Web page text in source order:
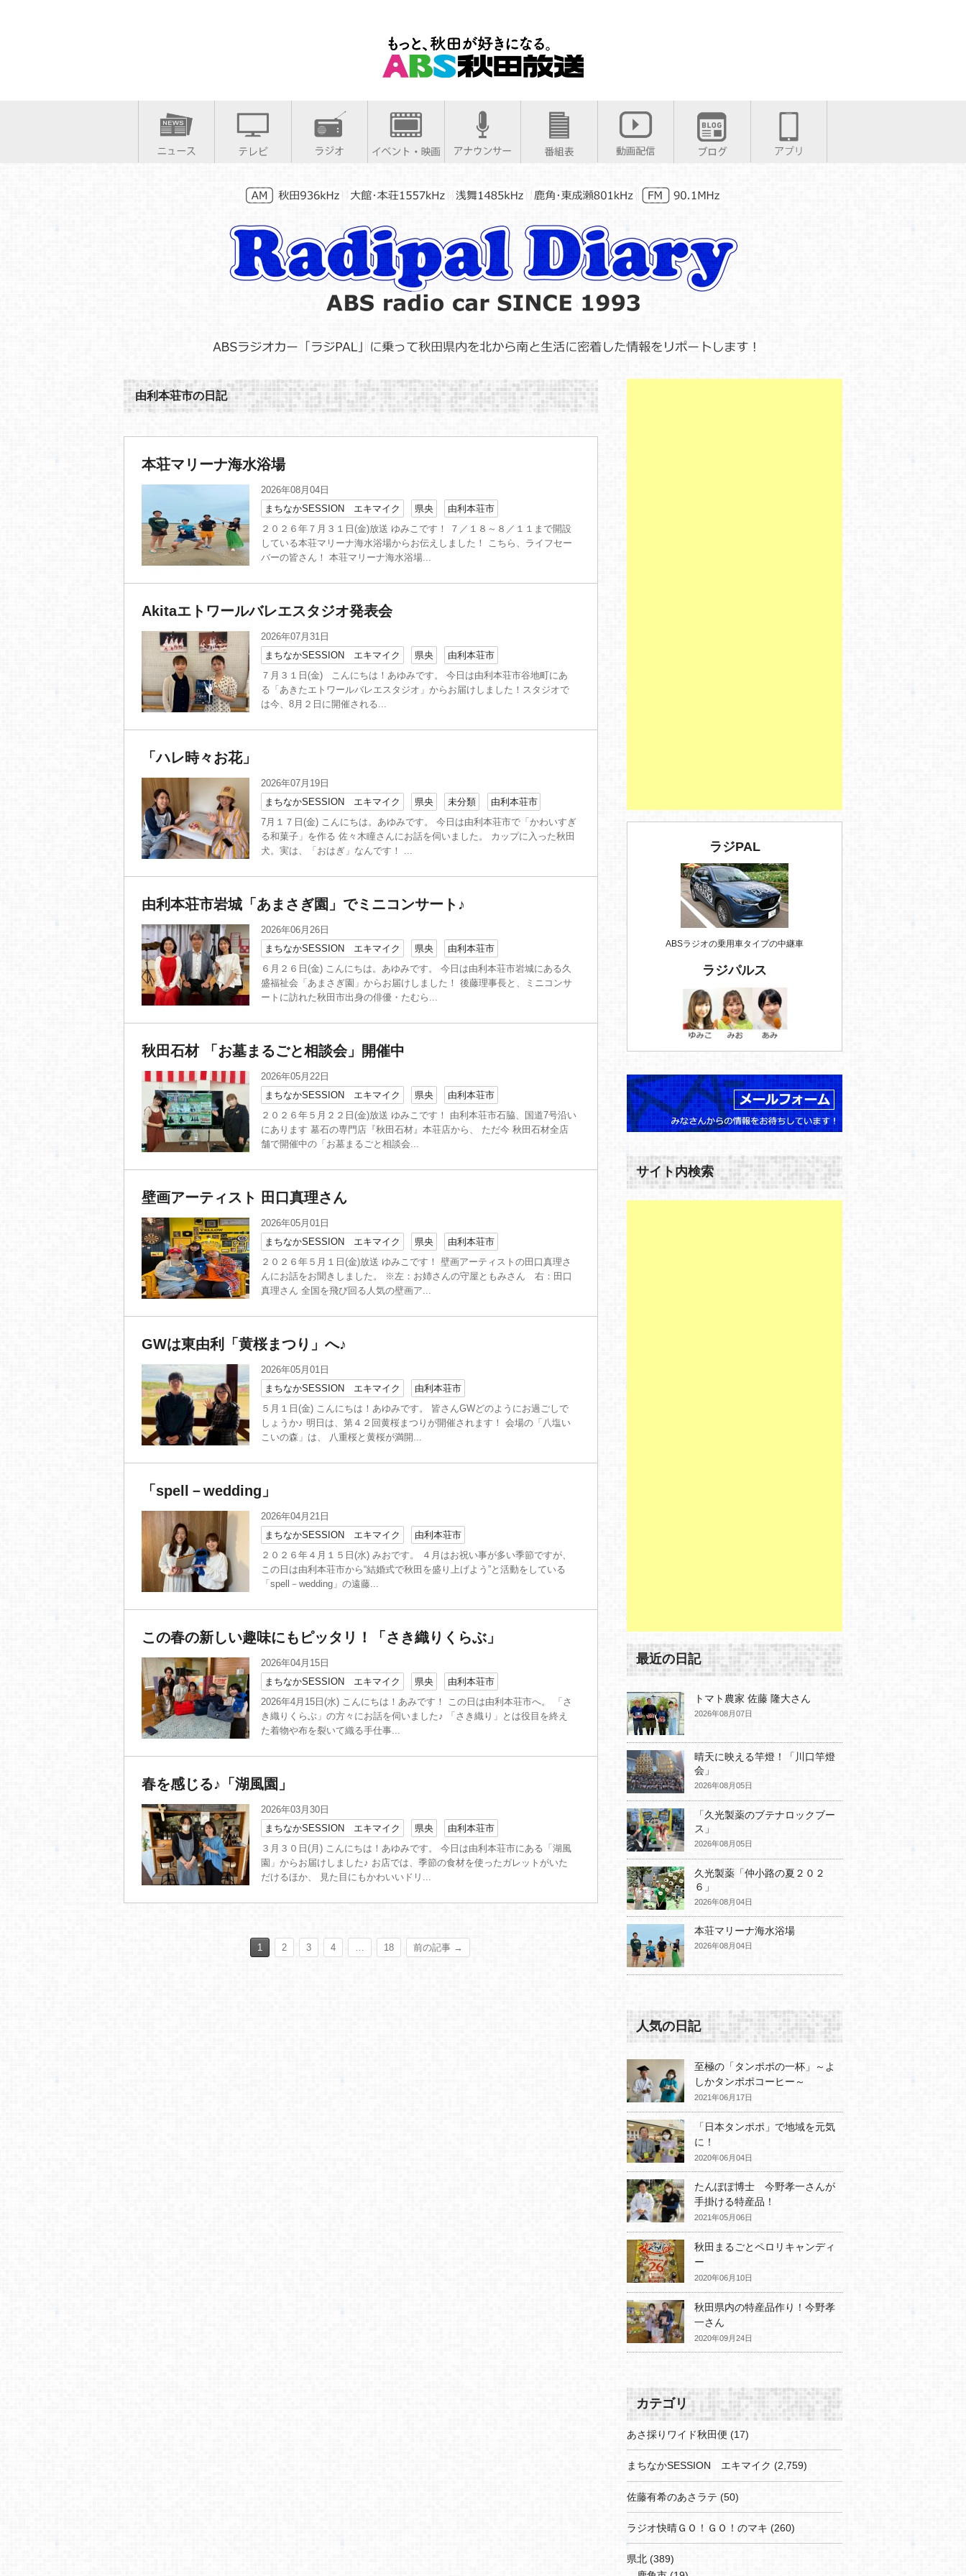
由利本荘市の日記
本荘マリーナ海水浴場
2026年08月04日
まちなかSESSION エキマイク
県央
由利本荘市
２０２６年７月３１日(金)放送 ゆみこです！ ７／１８～８／１１まで開設
している本荘マリーナ海水浴場からお伝えしました！ こちら、ライフセー
バーの皆さん！ 本荘マリーナ海水浴場...
Akitaエトワールバレエスタジオ発表会
2026年07月31日
まちなかSESSION エキマイク
県央
由利本荘市
７月３１日(金) こんにちは！あゆみです。 今日は由利本荘市谷地町にあ
る「あきたエトワールバレエスタジオ」からお届けしました！スタジオで
は今、8月２日に開催される...
「ハレ時々お花」
2026年07月19日
まちなかSESSION エキマイク
県央 未分類
由利本荘市
7月１７日(金) こんにちは。あゆみです。 今日は由利本荘市で「かわいすぎ
る和菓子」を作る 佐々木瞳さんにお話を伺いました。 カップに入った秋田
犬。実は、「おはぎ」なんです！ ...
由利本荘市岩城「あまさぎ園」でミニコンサート♪
2026年06月26日
まちなかSESSION エキマイク
県央
由利本荘市
６月２６日(金) こんにちは。あゆみです。 今日は由利本荘市岩城にある久
盛福祉会「あまさぎ園」からお届けしました！ 後藤理事長と、ミニコンサ
ートに訪れた秋田市出身の俳優・たむら...
秋田石材 「お墓まるごと相談会」開催中
2026年05月22日
まちなかSESSION エキマイク
県央
由利本荘市
２０２６年５月２２日(金)放送 ゆみこです！ 由利本荘市石脇、国道7号沿い
にあります 墓石の専門店『秋田石材』本荘店から、 ただ今 秋田石材全店
舗で開催中の「お墓まるごと相談会...
壁画アーティスト 田口真理さん
2026年05月01日
まちなかSESSION エキマイク
県央
由利本荘市
２０２６年５月１日(金)放送 ゆみこです！ 壁画アーティストの田口真理さ
んにお話をお聞きしました。 ※左：お姉さんの守屋ともみさん 右：田口
真理さん 全国を飛び回る人気の壁画ア...
GWは東由利「黄桜まつり」へ♪
2026年05月01日
まちなかSESSION エキマイク
由利本荘市
５月１日(金) こんにちは！あゆみです。 皆さんGWどのようにお過ごしで
しょうか♪ 明日は、第４２回黄桜まつりが開催されます！ 会場の「八塩い
こいの森」は、 八重桜と黄桜が満開...
「spell－wedding」
2026年04月21日
まちなかSESSION エキマイク
由利本荘市
２０２６年４月１５日(水) みおです。 ４月はお祝い事が多い季節ですが、
この日は由利本荘市から“結婚式で秋田を盛り上げよう”と活動をしている
「spell－wedding」の遠藤...
この春の新しい趣味にもピッタリ！「さき織りくらぶ」
2026年04月15日
まちなかSESSION エキマイク
県央
由利本荘市
2026年4月15日(水) こんにちは！あみです！ この日は由利本荘市へ。 「さ
き織りくらぶ」の方々にお話を伺いました♪ 「さき織り」とは役目を終え
た着物や布を裂いて織る手仕事...
春を感じる♪「湖風園」
2026年03月30日
まちなかSESSION エキマイク
県央
由利本荘市
３月３０日(月) こんにちは！あゆみです。 今日は由利本荘市にある「湖風
園」からお届けしました♪ お店では、季節の食材を使ったガレットがいた
だけるほか、 見た目にもかわいいドリ...
1 2 3 4 18 前の記事 →
ラジPAL
ABSラジオの乗用車タイプの中継車
ラジパルス
サイト内検索
最近の日記
トマト農家 佐藤 隆大さん
2026年08月07日
晴天に映える竿燈！「川口竿燈
会」
2026年08月05日
「久光製薬のブテナロックブー
ス」
2026年08月05日
久光製薬「仲小路の夏２０２
６」
2026年08月04日
本荘マリーナ海水浴場
2026年08月04日
人気の日記
至極の「タンポポの一杯」～よ
しかタンポポコーヒー～
2021年06月17日
「日本タンポポ」で地域を元気
に！
2020年06月04日
たんぽぽ博士 今野孝一さんが
手掛ける特産品！
2021年05月06日
秋田まるごとペロリキャンディ
ー
2020年06月10日
秋田県内の特産品作り！今野孝
一さん
2020年09月24日
カテゴリ
あさ採りワイド秋田便 (17)
まちなかSESSION エキマイク (2,759)
佐藤有希のあさラテ (50)
ラジオ快晴ＧＯ！ＧＯ！のマキ (260)
県北 (389)